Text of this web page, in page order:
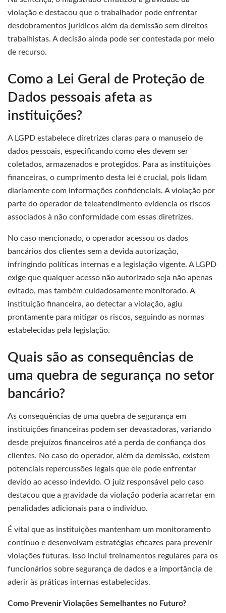
violação e destacou que o trabalhador pode enfrentar
desdobramentos jurídicos além da demissão sem direitos
trabalhistas. A decisão ainda pode ser contestada por meio
de recurso.
Como a Lei Geral de Proteção de
Dados pessoais afeta as
instituições?
A LGPD estabelece diretrizes claras para o manuseio de
dados pessoais, especificando como eles devem ser
coletados, armazenados e protegidos. Para as instituições
financeiras, o cumprimento desta lei é crucial, pois lidam
diariamente com informações confidenciais. A violação por
parte do operador de teleatendimento evidencia os riscos
associados à não conformidade com essas diretrizes.
No caso mencionado, o operador acessou os dados
bancários dos clientes sem a devida autorização,
infringindo políticas internas e a legislação vigente. A LGPD
exige que qualquer acesso não autorizado seja não apenas
evitado, mas também cuidadosamente monitorado. A
instituição financeira, ao detectar a violação, agiu
prontamente para mitigar os riscos, seguindo as normas
estabelecidas pela legislação.
Quais são as consequências de
uma quebra de segurança no setor
bancário?
As consequências de uma quebra de segurança em
instituições financeiras podem ser devastadoras, variando
desde prejuízos financeiros até a perda de confiança dos
clientes. No caso do operador, além da demissão, existem
potenciais repercussões legais que ele pode enfrentar
devido ao acesso indevido. O juiz responsável pelo caso
destacou que a gravidade da violação poderia acarretar em
penalidades adicionais para o indivíduo.
É vital que as instituições mantenham um monitoramento
contínuo e desenvolvam estratégias eficazes para prevenir
violações futuras. Isso inclui treinamentos regulares para os
funcionários sobre segurança de dados e a importância de
aderir às práticas internas estabelecidas.
Como Prevenir Violações Semelhantes no Futuro?